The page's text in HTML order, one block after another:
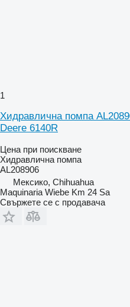
1
Хидравлична помпа
Deere 6140R
Цена при поискване
Хидравлична помпа
AL208906
Мексико, Chihuahua
Maquinaria Wiebe Km 24 Sa
Свържете се с продавача